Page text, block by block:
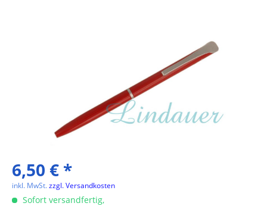
6,50 € *
inkl. MwSt.zzgl. Versandkosten
Sofort versandfertig,